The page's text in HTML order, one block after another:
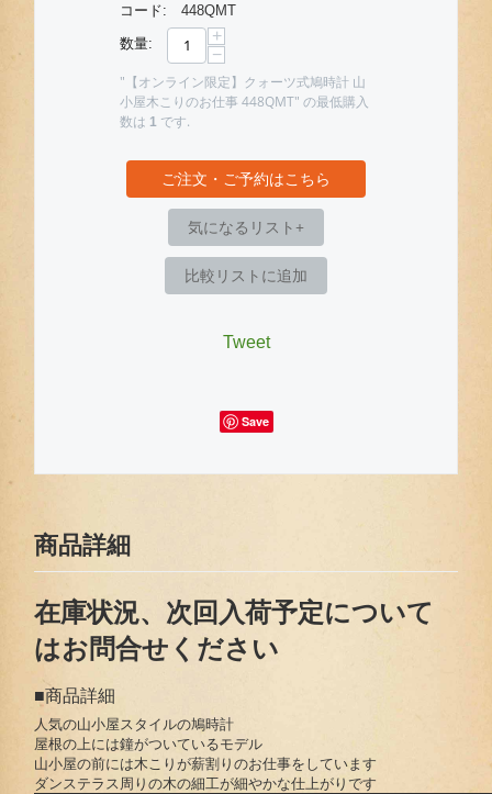
コード:
448QMT
数量:
+
−
"【オンライン限定】クォーツ式鳩時計 山
小屋木こりのお仕事 448QMT" の最低購入
数は 1 です.
ご注文・ご予約はこちら
気になるリスト+
比較リストに追加
Tweet
Save
商品詳細
在庫状況、次回入荷予定について
はお問合せください
■商品詳細
人気の山小屋スタイルの鳩時計
屋根の上には鐘がついているモデル
山小屋の前には木こりが薪割りのお仕事をしています
ダンステラス周りの木の細工が細やかな仕上がりです